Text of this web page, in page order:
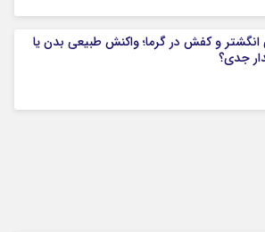
انگشتر و کفش در گرما؛ واکنش طبیعی بدن یا
جدی؟